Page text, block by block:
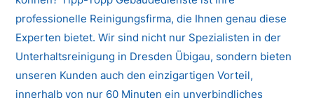
professionelle Reinigungsfirma, die Ihnen genau diese
Experten bietet. Wir sind nicht nur Spezialisten in der
Unterhaltsreinigung in Dresden Übigau, sondern bieten
unseren Kunden auch den einzigartigen Vorteil,
innerhalb von nur 60 Minuten ein unverbindliches